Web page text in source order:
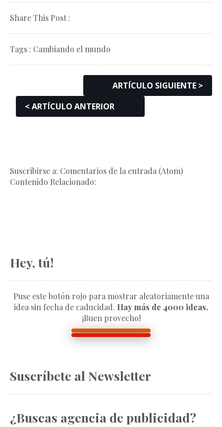
Share This Post :
Tags : Cambiando el mundo
ARTÍCULO SIGUIENTE >
< ARTÍCULO ANTERIOR
Suscribirse a: Comentarios de la entrada (Atom)
Contenido Relacionado:
Hey, tú!
Puse este botón rojo para mostrar aleatoriamente una
idea sin fecha de caducidad. Hay más de 4000 ideas.
¡Buen provecho!
Suscríbete al Newsletter
¿Buscas agencia de publicidad?